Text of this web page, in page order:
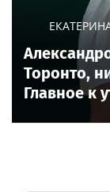
Торонто,
Главное к